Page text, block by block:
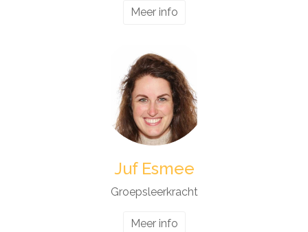
Meer info
Juf Esmee
Groepsleerkracht
Meer info